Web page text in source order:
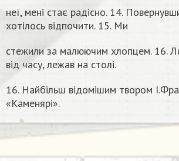
неї, мені стає радісно. 14.
хотілось відпочити. 15. Ми
стежили за малюючим хлопцем. 16.
від часу, лежав на столі.
16. Найбільш відомішим твором
«Каменярі».